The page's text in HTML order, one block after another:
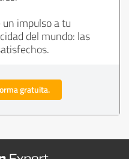
impulso a tu
del mundo: las
gratuita.